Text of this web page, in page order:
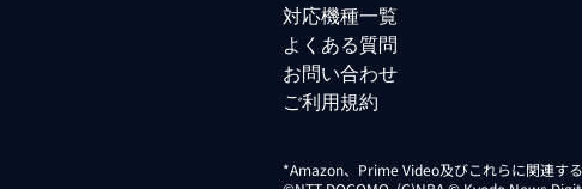
対応機種一覧
よくある質問
お問い合わせ
ご利用規約
*Amazon、Prime Video及びこれらに関連す